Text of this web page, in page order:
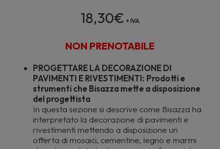
18,30€ + IVA
NON PRENOTABILE
PROGETTARE LA DECORAZIONE DI
PAVIMENTI E RIVESTIMENTI: Prodotti e
strumenti che Bisazza mette a disposizione
del progettista
In questa sezione si descrive come Bisazza ha
interpretato la decorazione di pavimenti e
rivestimenti mettendo a disposizione un
offerta di mosaici, cementine, legno e marmi